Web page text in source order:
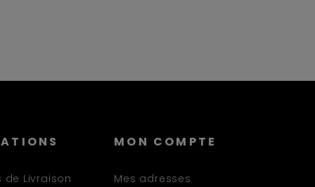
Livraison
MON COMPTE
Mes adresses